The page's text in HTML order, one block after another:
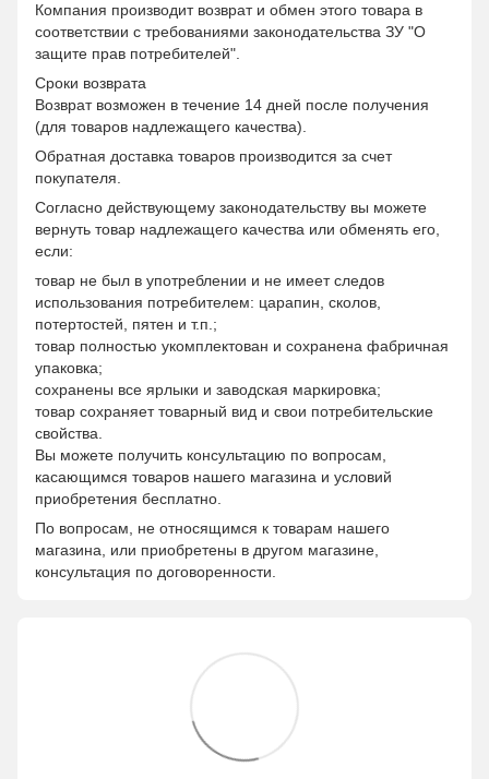
Компания производит возврат и обмен этого товара в
соответствии с требованиями законодательства ЗУ "О
защите прав потребителей".
Сроки возврата
Возврат возможен в течение 14 дней после получения
(для товаров надлежащего качества).
Обратная доставка товаров производится за счет
покупателя.
Согласно действующему законодательству вы можете
вернуть товар надлежащего качества или обменять его,
если:
товар не был в употреблении и не имеет следов
использования потребителем: царапин, сколов,
потертостей, пятен и т.п.;
товар полностью укомплектован и сохранена фабричная
упаковка;
сохранены все ярлыки и заводская маркировка;
товар сохраняет товарный вид и свои потребительские
свойства.
Вы можете получить консультацию по вопросам,
касающимся товаров нашего магазина и условий
приобретения бесплатно.
По вопросам, не относящимся к товарам нашего
магазина, или приобретены в другом магазине,
консультация по договоренности.